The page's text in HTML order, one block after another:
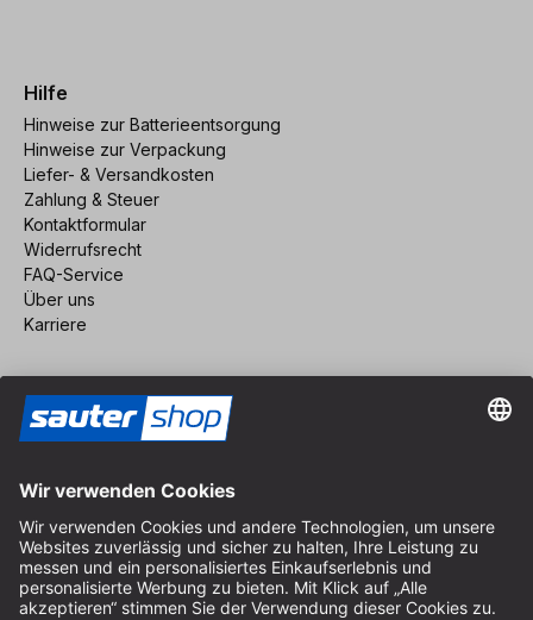
Hilfe
Hinweise zur Batterieentsorgung
Hinweise zur Verpackung
Liefer- & Versandkosten
Zahlung & Steuer
Kontaktformular
Widerrufsrecht
FAQ-Service
Über uns
Karriere
Impressum
AGB
Datenschutz